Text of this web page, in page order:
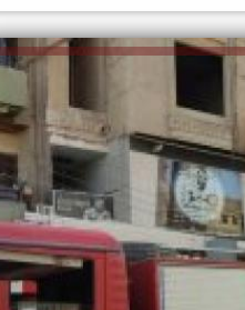
إلهام شرشر تكتب: دي مبقتش كورة..
دي سياسة